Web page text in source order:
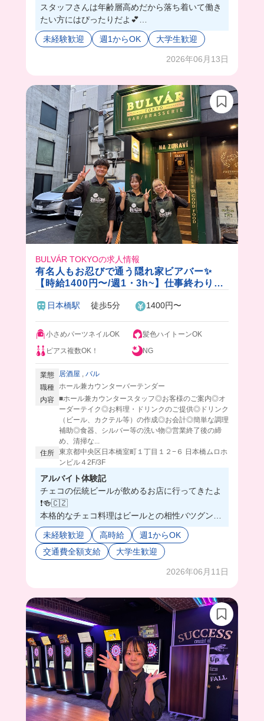
スタッフさんは年齢層高めだから落ち着いて働き
たい方にはぴったりだよ💕
しかもここ、まかないがめっちゃ豪華なの🥲
やっぱりまかないが美味しいお店で働きたいよね
未経験歓迎 週1からOK 大学生歓迎
2026年06月13日
BULVÁR TOKYOの求人情報
有名人もお忍びで通う隠れ家ビアバー✨
【時給1400円〜/週1・3h~】仕事終わりの
も楽しく！
日本橋駅 徒歩5分 1400円〜
小さめパーツネイルOK
髪色ハイトーンOK
ピアス複数OK！
NG
業態 居酒屋 , バル
職種 ホール兼カウンターバーテンダー
内容 ■ホール兼カウンタースタッフ◎お客様のご案内◎オ
ーダーテイク◎お料理・ドリンクのご提供◎ドリンク
（ビール、カクテル等）の作成◎お会計◎簡単な調理
補助◎食器、シルバー等の洗い物◎営業終了後の締
め、清掃な...
住所 東京都中央区日本橋室町１丁目１２−６ 日本橋ムロホ
ンビル４2F/3F
アルバイト体験記
チェコの伝統ビールが飲めるお店に行ってきたよ
❗️🍻🇨🇿
本格的なチェコ料理はビールとの相性バツグンで
めちゃくちゃ美味しい…！
実は、ビールを完璧に注げるようになるには少し
コツがいるみたい😳
くさんいるので、「焦らずゆっくり覚えていけば
しかも、仕事終わりには嬉しい「お疲れ様ビー
ル」の特典も…！🍺✨
ビール好きな方、楽しい職場で一緒に働きません
か？
未経験歓迎 高時給
週1からOK
交通費全額支給
大学生歓迎
2026年06月11日